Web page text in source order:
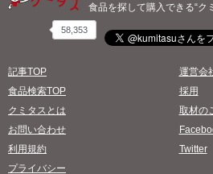
食品を探して購入できる“ク
58,353
記事TOP
食品検索TOP
クミタスとは
お問い合わせ
利用規約
プライバシー
運営会
採用
取材の
Twitter